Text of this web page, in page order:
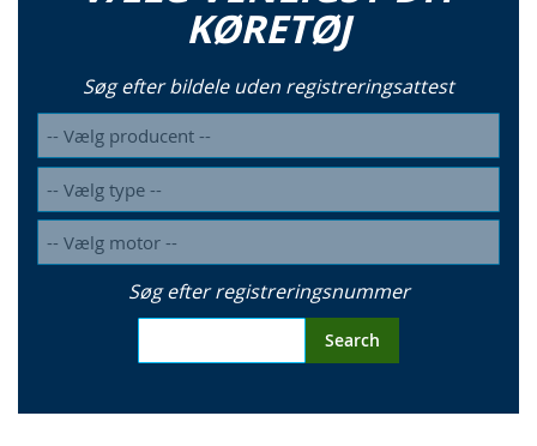
KØRETØJ
Søg efter bildele uden registreringsattest
Søg efter registreringsnummer
Search